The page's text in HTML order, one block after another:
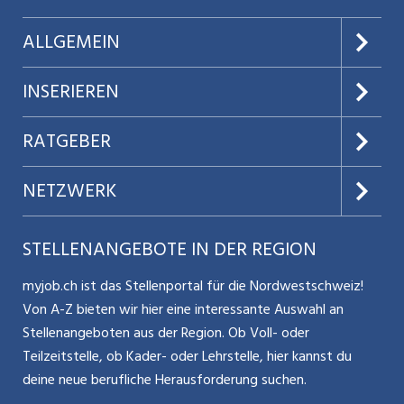
mit dem Betreuerteam, den Angehörigen sowie weiteren
Fachstellen zusammen. Sie führen Standortgespräche und
beteiligen sich aktiv an der pädagogischen
Weiterentwicklung. Sie gestalten den Alltag kindgerecht,
organisieren spannende Aktivitäten und Ausflüge. Sie
leisten Wochenend-, Früh- und Spätdienste, Nachtdienste
sind nicht vorgesehen.
ALLGEMEIN
Über uns
AGB
Datenschutz
Nutzungsbedingungen
Glossar
Kontakt
Impressum
INSERIEREN
Preise & Leistungen
Jobs verwalten
Benutzermanual
Bewerber-Cockpit
RATGEBER
Teilzeit / Flexible Arbeitsmodelle
Mitarbeiter 50+ / Pensionierung
Karriere allgemein
NETZWERK
Aargauerzeitung.ch
CH Media
ostjob.ch
zentraljob.ch
STELLENANGEBOTE IN DER REGION
myjob.ch ist das Stellenportal für die Nordwestschweiz!
Von A-Z bieten wir hier eine interessante Auswahl an
Stellenangeboten aus der Region. Ob Voll- oder
Teilzeitstelle, ob Kader- oder Lehrstelle, hier kannst du
deine neue berufliche Herausforderung suchen.